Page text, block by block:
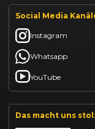
Social Media
Instagram
Whatsapp
YouTube
Das macht uns